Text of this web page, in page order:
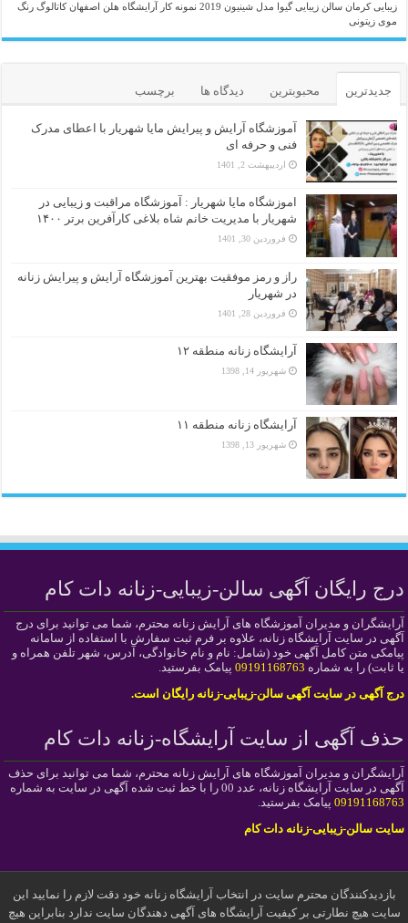
زیبایی کرمان سالن زیبایی گیوا مدل شینیون 2019 نمونه کار آرایشگاه هلن اصفهان کاتالوگ رنگ
موی زیتونی
جدیدترین محبوبترین دیدگاه ها برچسب
آموزشگاه آرایش و پیرایش مایا شهریار با اعطای مدرک
فنی و حرفه ای
اردیبهشت 2, 1401
اموزشگاه مایا شهریار : آموزشگاه مراقبت و زیبایی در
شهریار با مدیریت خانم شاه بلاغی کارآفرین برتر ۱۴۰۰
فروردین 30, 1401
راز و رمز موفقیت بهترین آموزشگاه آرایش و پیرایش زنانه
در شهریار
فروردین 28, 1401
آرایشگاه زنانه منطقه ۱۲
شهریور 14, 1398
آرایشگاه زنانه منطقه ۱۱
شهریور 13, 1398
درج رایگان آگهی سالن-زیبایی-زنانه دات کام
آرایشگران و مدیران آموزشگاه های آرایش زنانه محترم، شما می توانید برای درج
آگهی در سایت آرایشگاه زنانه، علاوه بر فرم ثبت سفارش با استفاده از سامانه
پیامکی متن کامل آگهی خود (شامل: نام و نام خانوادگی، آدرس، شهر تلفن همراه و
یا ثابت) را به شماره 09191168763 پیامک بفرستید.
درج آگهی در سایت آگهی سالن-زیبایی-زنانه رایگان است.
حذف آگهی از سایت آرایشگاه-زنانه دات کام
آرایشگران و مدیران آموزشگاه های آرایش زنانه محترم، شما می توانید برای حذف
آگهی در سایت آرایشگاه زنانه، عدد 00 را با خط ثبت شده آگهی در سایت به شماره
09191168763 پیامک بفرستید.
سایت سالن-زیبایی-زنانه دات کام
بازدیدکنندگان محترم سایت در انتخاب آرایشگاه زنانه خود دقت لازم را نمایید این
سایت هیچ نطارتی بر کیفیت آرایشگاه های آگهی دهندگان سایت ندارد بنابراین هیچ